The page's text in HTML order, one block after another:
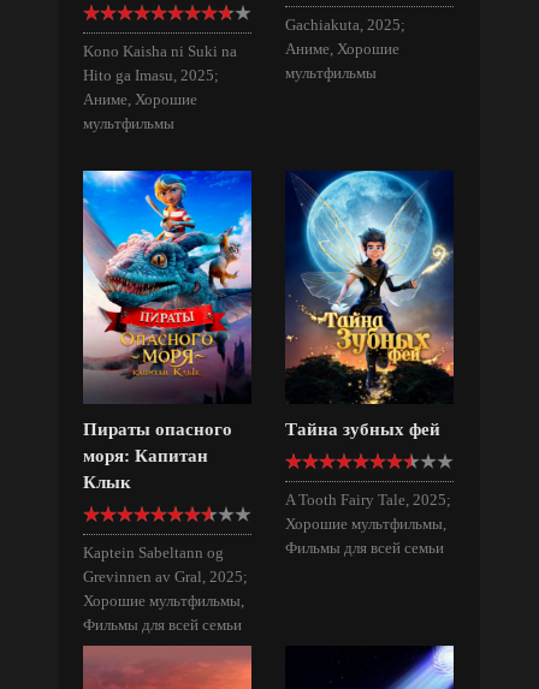
Kono Kaisha ni Suki na
Hito ga Imasu, 2025;
Аниме, Хорошие
мультфильмы
Gachiakuta, 2025;
Аниме, Хорошие
мультфильмы
Пираты опасного
моря: Капитан
Клык
Kaptein Sabeltann og
Grevinnen av Gral, 2025;
Хорошие мультфильмы,
Фильмы для всей семьи
Тайна зубных фей
A Tooth Fairy Tale, 2025;
Хорошие мультфильмы,
Фильмы для всей семьи